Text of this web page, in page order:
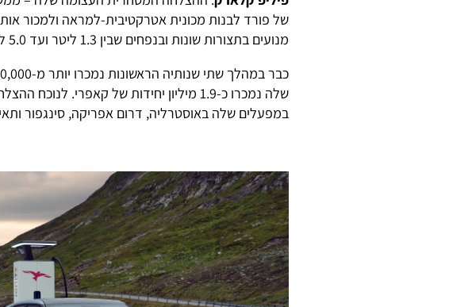
של פורד לבנות מכונית אטרקטיבית-למראה ולמכור
מנועים בתצורות שונות ובנפחים שבין 1.3 ליטר ועד 5.0 ליטרים.
שלה נמכרו כ-1.9 מיליון יחידות של קאפרי.
במפעלים שלה באוסטרליה, דרום אפריקה, סינגפור